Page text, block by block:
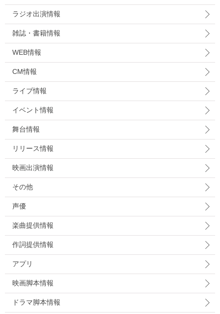
ラジオ出演情報
雑誌・書籍情報
WEB情報
CM情報
ライブ情報
イベント情報
舞台情報
リリース情報
映画出演情報
その他
声優
楽曲提供情報
作詞提供情報
アプリ
映画脚本情報
ドラマ脚本情報